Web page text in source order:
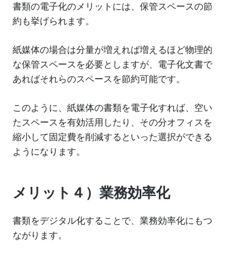
書類の電子化のメリットには、保管スペースの節
約も挙げられます。
紙媒体の場合は分量が増えれば増えるほど物理的
な保管スペースを必要としますが、電子化文書で
あればそれらのスペースを節約可能です。
このように、紙媒体の書類を電子化すれば、空い
たスペースを有効活用したり、その分オフィスを
縮小して固定費を削減するといった選択ができる
ようになります。
メリット４）業務効率化
書類をデジタル化することで、業務効率化にもつ
ながります。